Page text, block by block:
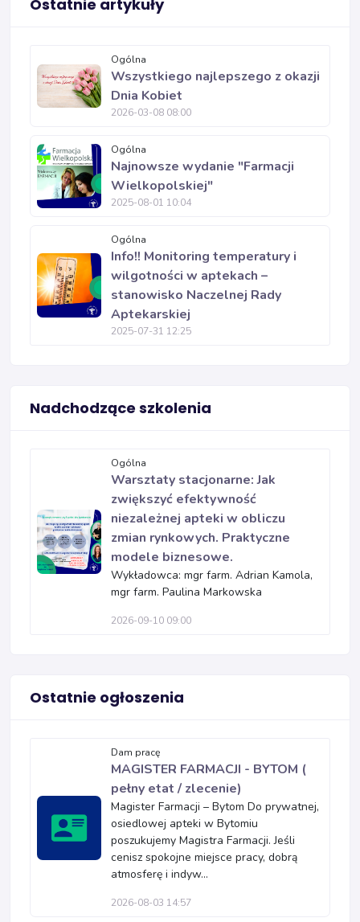
Ostatnie artykuły
Ogólna
Wszystkiego najlepszego z okazji
Dnia Kobiet
2026-03-08 08:00
Ogólna
Najnowsze wydanie "Farmacji
Wielkopolskiej"
2025-08-01 10:04
Ogólna
Info!! Monitoring temperatury i
wilgotności w aptekach –
stanowisko Naczelnej Rady
Aptekarskiej
2025-07-31 12:25
Nadchodzące szkolenia
Ogólna
Warsztaty stacjonarne: Jak
zwiększyć efektywność
niezależnej apteki w obliczu
zmian rynkowych. Praktyczne
modele biznesowe.
Wykładowca: mgr farm. Adrian Kamola,
mgr farm. Paulina Markowska
2026-09-10 09:00
Ostatnie ogłoszenia
Dam pracę
MAGISTER FARMACJI - BYTOM (
pełny etat / zlecenie)
Magister Farmacji – Bytom Do prywatnej,
osiedlowej apteki w Bytomiu
poszukujemy Magistra Farmacji. Jeśli
cenisz spokojne miejsce pracy, dobrą
atmosferę i indyw...
2026-08-03 14:57